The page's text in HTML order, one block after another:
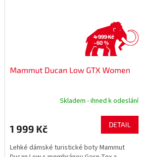
4 999 Kč
–60 %
Mammut Ducan Low GTX Women
Skladem - ihned k odeslání
1 999 Kč DETAIL
Lehké dámské turistické boty Mammut